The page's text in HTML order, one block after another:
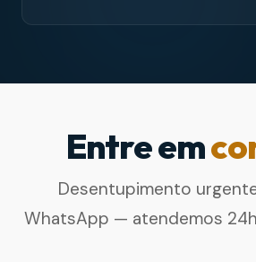
Entre em
Desentupimento
WhatsApp — atendemos